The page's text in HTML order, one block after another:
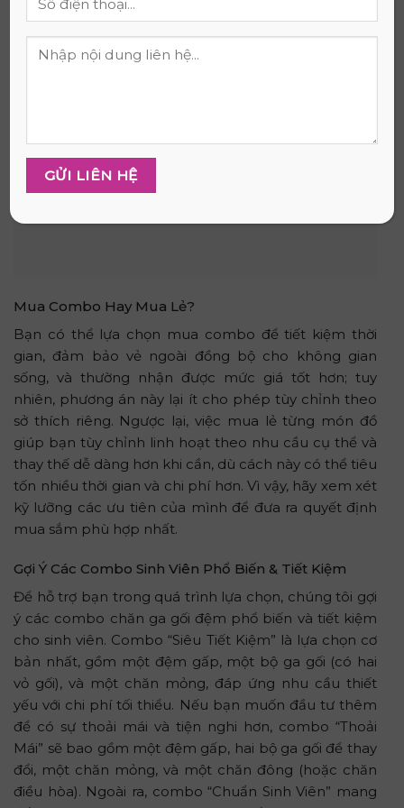
Mua Combo Hay Mua Lẻ?
Bạn có thể lựa chọn mua combo để tiết kiệm thời
gian, đảm bảo vẻ ngoài đồng bộ cho không gian
sống, và thường nhận được mức giá tốt hơn; tuy
nhiên, phương án này lại ít cho phép tùy chỉnh theo
sở thích riêng. Ngược lại, việc mua lẻ từng món đồ
giúp bạn tùy chỉnh linh hoạt theo nhu cầu cụ thể và
thay thế dễ dàng hơn khi cần, dù cách này có thể tiêu
tốn nhiều thời gian và chi phí hơn. Vì vậy, hãy xem xét
kỹ lưỡng các ưu tiên của mình để đưa ra quyết định
mua sắm phù hợp nhất.
Gợi Ý Các Combo Sinh Viên Phổ Biến & Tiết Kiệm
Để hỗ trợ bạn trong quá trình lựa chọn, chúng tôi gợi
ý các combo chăn ga gối đệm phổ biến và tiết kiệm
cho sinh viên. Combo “Siêu Tiết Kiệm” là lựa chọn cơ
bản nhất, gồm một đệm gấp, một bộ ga gối (có hai
vỏ gối), và một chăn mỏng, đáp ứng nhu cầu thiết
yếu với chi phí tối thiểu. Nếu bạn muốn đầu tư thêm
để có sự thoải mái và tiện nghi hơn, combo “Thoải
Mái” sẽ bao gồm một đệm gấp, hai bộ ga gối để thay
đổi, một chăn mỏng, và một chăn đông (hoặc chăn
điều hòa). Ngoài ra, combo “Chuẩn Sinh Viên” mang